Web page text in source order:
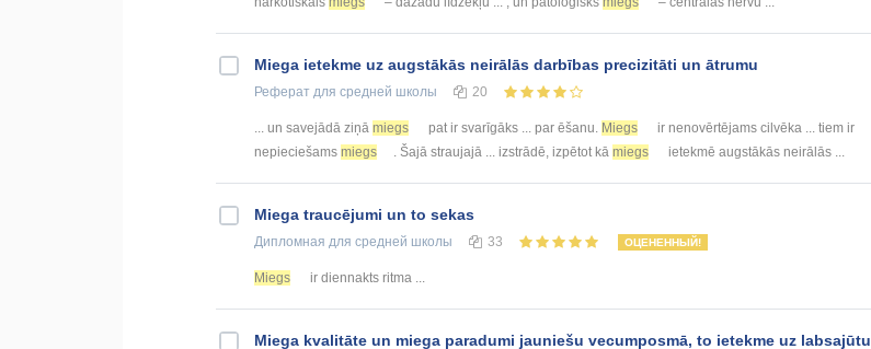
Miega ietekme uz augstākās neirālās darbības precizitāti un ātrumu
Реферат для средней школы 20
... un savejādā ziņā miegs pat ir svarīgāks ... par ēšanu. Miegs
ir nenovērtējams cilvēka ... tiem ir
nepieciešams miegs . Šajā straujajā ... izstrādē, izpētot kā miegs ietekmē augstākās neirālās ...
Miega traucējumi un to sekas
Дипломная для средней школы 33 ОЦЕНЕННЫЙ!
Miegs ir diennakts ritma ...
Miega kvalitāte un miega paradumi jauniešu vecumposmā, to ietekme uz labsajūtu